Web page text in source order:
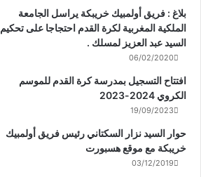
بلاغ : فريق أولمبيك خريبكة يراسل الجامعة
الملكية المغربية لكرة القدم احتجاجا على تحكيم
السيد عبد العزيز لمسلك .
06/02/2020
افتتاح التسجيل بمدرسة كرة القدم للموسم
الكروي 2024-2023
19/09/2023
حوار السيد نزار السكتاني رئيس فريق أولمبيك
خريبكة مع موقع هسبورت
03/12/2019